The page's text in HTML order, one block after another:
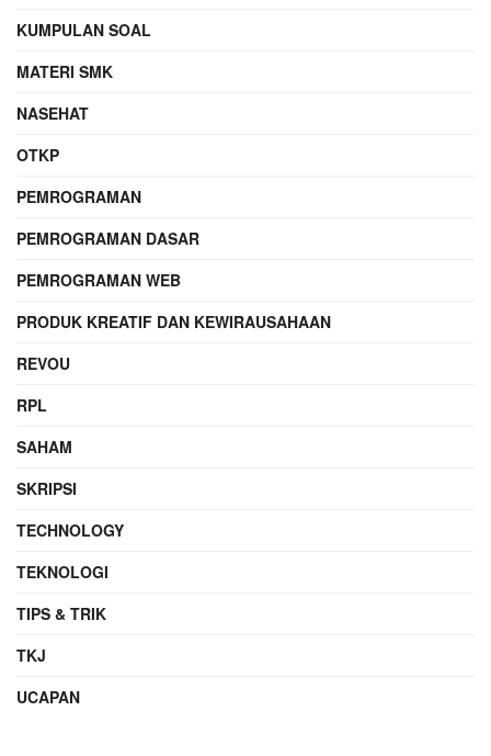
KUMPULAN SOAL
MATERI SMK
NASEHAT
OTKP
PEMROGRAMAN
PEMROGRAMAN DASAR
PEMROGRAMAN WEB
PRODUK KREATIF DAN KEWIRAUSAHAAN
REVOU
RPL
SAHAM
SKRIPSI
TECHNOLOGY
TEKNOLOGI
TIPS & TRIK
TKJ
UCAPAN